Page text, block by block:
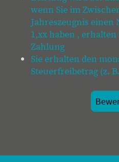
wenn Sie im
Jahreszeugnis
1,xx haben , erhalten
Zahlung
Sie erhalten den
Steuerfreibetrag (z.